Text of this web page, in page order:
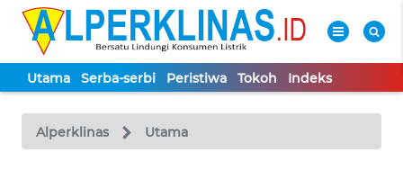
Utama Serba-serbi Peristiwa Tokoh Indeks
Alperklinas Utama
TV
Tutup